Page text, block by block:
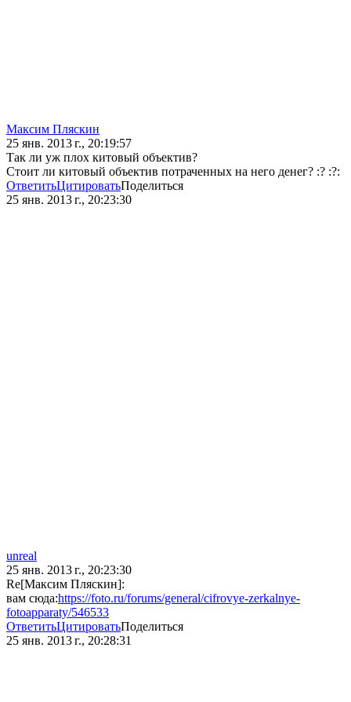
Максим Пляскин
25 янв. 2013 г., 20:19:57
Так ли уж плох китовый объектив?
Стоит ли китовый объектив потраченных на него денег? :? :?:
ОтветитьЦитироватьПоделиться
25 янв. 2013 г., 20:23:30
unreal
25 янв. 2013 г., 20:23:30
Re[Максим Пляскин]:
вам сюда:https://foto.ru/forums/general/cifrovye-zerkalnye-
fotoapparaty/546533
ОтветитьЦитироватьПоделиться
25 янв. 2013 г., 20:28:31